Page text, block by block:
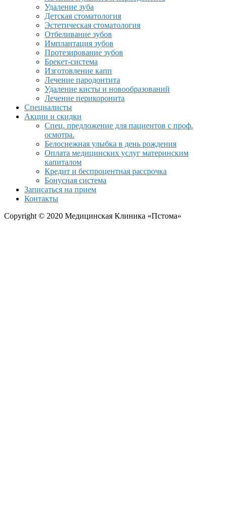
Удаление зуба
Детская стоматология
Эстетическая стоматология
Отбеливание зубов
Имплантация зубов
Протезирование зубов
Брекет-система
Изготовление капп
Лечение пародонтита
Удаление кисты и новообразований
Лечение перикоронита
Специалисты
Акции и скидки
Спец. предложение для пациентов с проф.
осмотра.
Белоснежная улыбка в день рождения
Оплата медицинских услуг материнским
капиталом
Кредит и беспроцентная рассрочка
Бонусная система
Записаться на прием
Контакты
Copyright © 2020 Медицинская Клиника «Пстома»